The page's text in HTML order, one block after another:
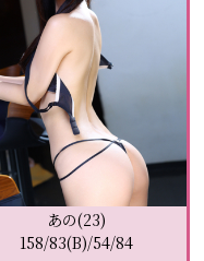
あの(23)
158/83(B)/54/84